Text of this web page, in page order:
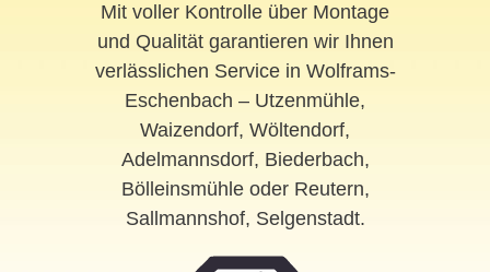
Mit voller Kontrolle über Montage
und Qualität garantieren wir Ihnen
verlässlichen Service in Wolframs-
Eschenbach – Utzenmühle,
Waizendorf, Wöltendorf,
Adelmannsdorf, Biederbach,
Bölleinsmühle oder Reutern,
Sallmannshof, Selgenstadt.